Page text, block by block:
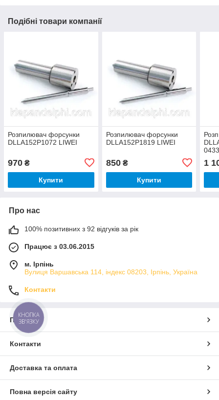
Подібні товари компанії
Розпилювач форсунки
DLLA152P1072 LIWEI
970 ₴
Купити
Розпилювач форсунки
DLLA152P1819 LIWEI
850₴
Купити
1
Про нас
100% позитивних з 92 відгуків за рік
Працює з 03.06.2015
м. Ірпінь
Вулиця Варшавська 114, індекс 08203, Ірпінь, Україна
Контакти
Про нас
Контакти
Доставка та оплата
Повна версія сайту
КНОПКА
ЗВ'ЯЗКУ